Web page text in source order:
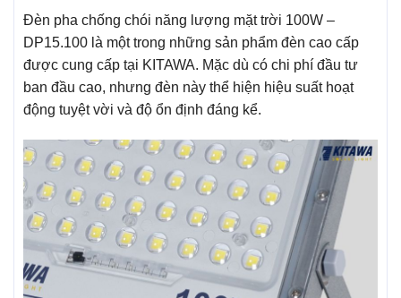
Đèn pha chống chói năng lượng mặt trời 100W –
DP15.100 là một trong những sản phẩm đèn cao cấp
được cung cấp tại KITAWA. Mặc dù có chi phí đầu tư
ban đầu cao, nhưng đèn này thể hiện hiệu suất hoạt
động tuyệt vời và độ ổn định đáng kể.